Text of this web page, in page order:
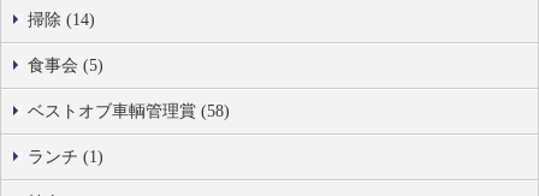
掃除 (14)
食事会 (5)
ベストオブ車輌管理賞 (58)
ランチ (1)